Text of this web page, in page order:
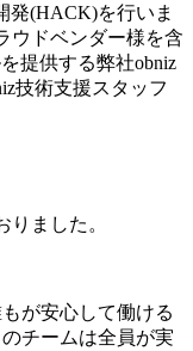
発(HACK)を行いま
ウドベンダー様を含
提供する弊社obniz
技術支援スタッフ
ました。
が安心して働ける
チームは全員が実